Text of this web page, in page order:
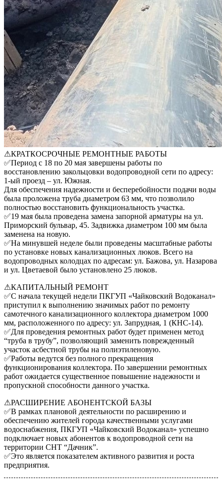
⚠КРАТКОСРОЧНЫЕ РЕМОНТНЫЕ РАБОТЫ
✅Период с 18 по 20 мая завершены работы по
восстановлению закольцовки водопроводной сети по адресу:
1-ый проезд – ул. Южная.
Для обеспечения надежности и бесперебойности подачи воды
была проложена труба диаметром 63 мм, что позволило
полностью восстановить функциональность участка.
✅19 мая была проведена замена запорной арматуры на ул.
Приморский бульвар, 45. Задвижка диаметром 100 мм была
заменена на новую.
✅На минувшей неделе были проведены масштабные работы
по установке новых канализационных люков. Всего на
водопроводных колодцах по адресам: ул. Бажова, ул. Назарова
и ул. Цветаевой было установлено 25 люков.
⚠КАПИТАЛЬНЫЙ РЕМОНТ
✅С начала текущей недели ПКГУП «Чайковский Водоканал»
приступил к выполнению значимых работ по ремонту
самотечного канализационного коллектора диаметром 1000
мм, расположенного по адресу: ул. Запрудная, 1 (КНС-14).
✅Для проведения ремонтных работ будет применен метод
“труба в трубу”, позволяющий заменить поврежденный
участок асбестной трубы на полиэтиленовую.
✅Работы ведутся без полного прекращения
функционирования коллектора. По завершении ремонтных
работ ожидается существенное повышение надежности и
пропускной способности данного участка.
⚠РАСШИРЕНИЕ АБОНЕНТСКОЙ БАЗЫ
✅В рамках плановой деятельности по расширению и
обеспечению жителей города качественными услугами
водоснабжения, ПКГУП «Чайковский Водоканал» успешно
подключает новых абонентов к водопроводной сети на
территории СНТ “Дачник”.
✅Это является показателем активного развития и роста
предприятия.